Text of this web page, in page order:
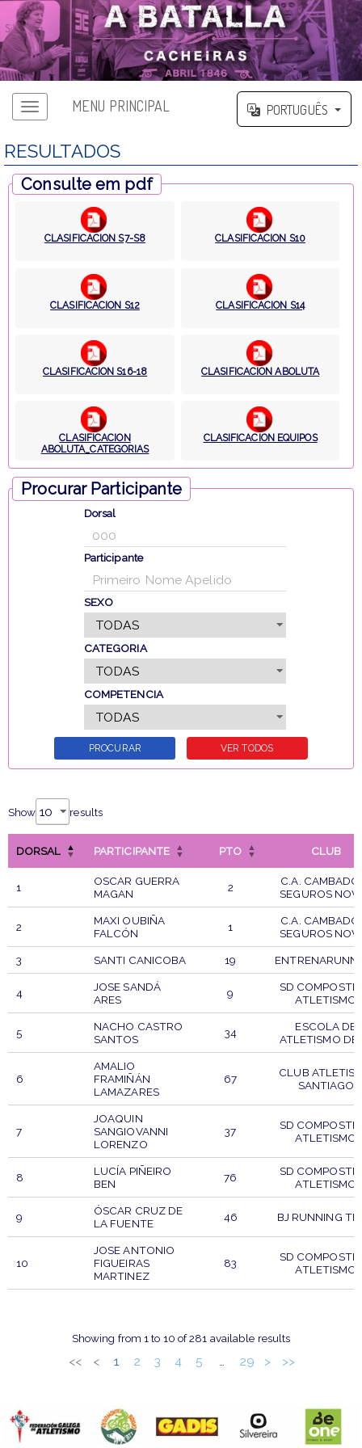
MENU PRINCIPAL PORTUGUÊS
RESULTADOS
Consulte em pdf
CLASIFICACION S7-S8 CLASIFICACION S10
CLASIFICACION S12 CLASIFICACION S14
CLASIFICACION S16-18 CLASIFICACION ABOLUTA
CLASIFICACION
ABOLUTA_CATEGORIAS
CLASIFICACION EQUIPOS
Procurar Participante
Dorsal
Participante
SEXO
CATEGORIA
COMPETENCIA
Show results
DORSAL PARTICIPANTE PTO CLUB
1
OSCAR GUERRA
MAGAN
2
C.A.
SEGUROS
2
MAXI OUBIÑA
FALCÓN
1
C.A.
SEGUROS
3 SANTI CANICOBA 19
4
JOSE SANDÁ
ARES
9
SD
ATLETISMO
5
NACHO CASTRO
SANTOS
34
ESCOLA DE
ATLETISMO
6
AMALIO
FRAMIÑÁN
LAMAZARES
67
CLUB
SANTIAGO
7
JOAQUIN
SANGIOVANNI
LORENZO
37
SD
ATLETISMO
8
LUCÍA PIÑEIRO
BEN
76
SD
ATLETISMO
9
ÓSCAR CRUZ DE
LA FUENTE
46 BJ RUNNING
10
JOSE ANTONIO
FIGUEIRAS
MARTINEZ
83
SD
ATLETISMO
Showing from 1 to 10 of 281 available results
<< < 1 2 3 4 5 … 29 > >>